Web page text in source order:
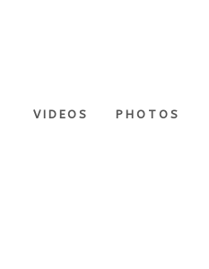
VIDEOS PHOTOS